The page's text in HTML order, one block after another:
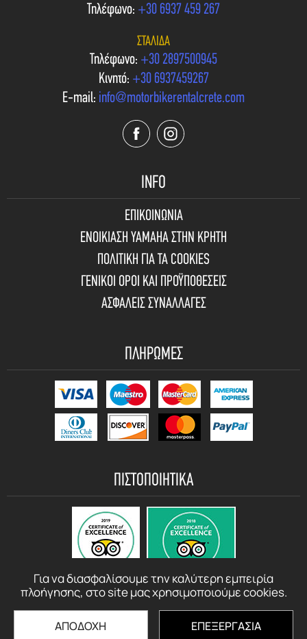
Για να διασφαλίσουμε την καλύτερη εμπειρία
πλοήγησης, στο site μας χρησιμοποιούμε cookies.
ΑΠΟΔΟΧΗ ΕΠΕΞΕΡΓΑΣΙΑ
Τηλέφωνο: +30 6937 459 267
ΣΤΑΛΊΔΑ
Τηλέφωνο: +30 2897500945
Κινητό: +30 6937459267
E-mail: info@motorbikerentalcrete.com
INFO
ΕΠΙΚΟΙΝΩΝΙΑ
ΕΝΟΙΚΙΑΣΗ YAMAHA ΣΤΗΝ ΚΡΗΤΗ
ΠΟΛΙΤΙΚΗ ΓΙΑ ΤΑ COOKIES
ΓΕΝΙΚΟΙ ΟΡΟΙ ΚΑΙ ΠΡΟΫΠΟΘΕΣΕΙΣ
ΑΣΦΑΛΕΙΣ ΣΥΝΑΛΛΑΓΕΣ
ΠΛΗΡΩΜΕΣ
ΠΙΣΤΟΠΟΙΗΤΙΚΑ